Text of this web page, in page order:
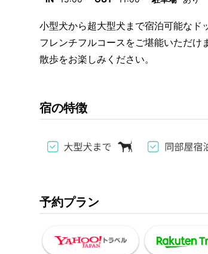
小型犬から超大型犬まで宿泊可能なド
フレンチフルコースをご堪能いただ
散歩をお楽しみください。
宿の特徴
予約プラン